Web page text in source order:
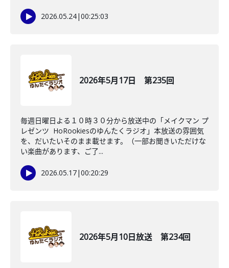
2026.05.24|00:25:03
2026年5月17日 第235回
毎週日曜日よる１０時３０分から放送中の「メイクマン プ
レゼンツ HoRookiesのゆんたくラジオ」本放送の雰囲気
を、だいたいそのまま載せます。（一部お聞きいただけな
い楽曲があります、ご了...
2026.05.17|00:20:29
2026年5月10日放送 第234回